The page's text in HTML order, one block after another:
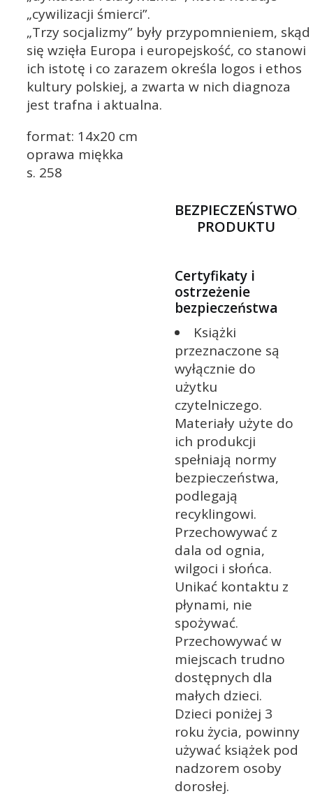
„cywilizacji śmierci”.
„Trzy socjalizmy” były przypomnieniem, skąd
się wzięła Europa i europejskość, co stanowi
ich istotę i co zarazem określa logos i ethos
kultury polskiej, a zwarta w nich diagnoza
jest trafna i aktualna.
format: 14x20 cm
oprawa miękka
s. 258
BEZPIECZEŃSTWO
PRODUKTU
Certyfikaty i
ostrzeżenie
bezpieczeństwa
Książki
przeznaczone są
wyłącznie do
użytku
czytelniczego.
Materiały użyte do
ich produkcji
spełniają normy
bezpieczeństwa,
podlegają
recyklingowi.
Przechowywać z
dala od ognia,
wilgoci i słońca.
Unikać kontaktu z
płynami, nie
spożywać.
Przechowywać w
miejscach trudno
dostępnych dla
małych dzieci.
Dzieci poniżej 3
roku życia, powinny
używać książek pod
nadzorem osoby
dorosłej.